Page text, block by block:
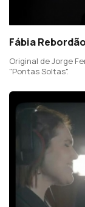
Fábia
Original de Jorge
"Pontas Soltas".